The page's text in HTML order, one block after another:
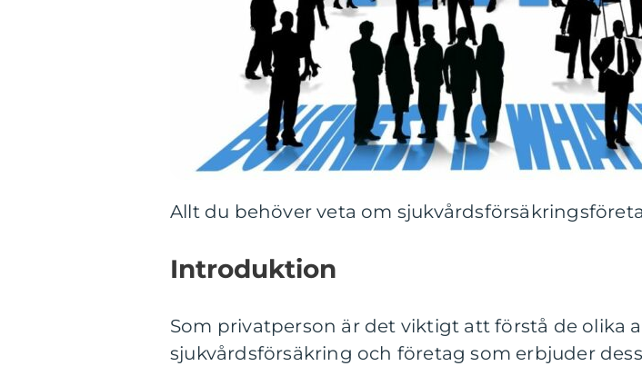
Allt du behöver veta om
Introduktion
Som privatperson är det viktigt att förstå de olika
sjukvårdsförsäkring och företag som erbjuder